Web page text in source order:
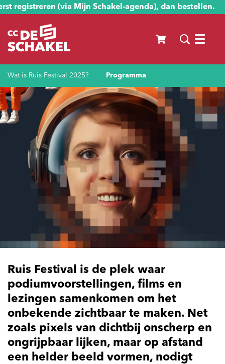
registreren (via Mijn Schakel-agenda), dan bestellen.
Menu
Wat is Ruis Festival 2025? Programma
Ruis Festival is de plek waar
podiumvoorstellingen, films en
lezingen samenkomen om het
onbekende zichtbaar te maken. Net
zoals pixels van dichtbij onscherp en
ongrijpbaar lijken, maar op afstand
een helder beeld vormen, nodigt